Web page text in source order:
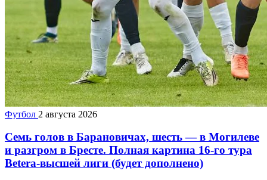
Футбол 2 августа 2026
Семь голов в Барановичах, шесть — в Могилеве
и разгром в Бресте. Полная картина 16-го тура
Betera-высшей лиги (будет дополнено)